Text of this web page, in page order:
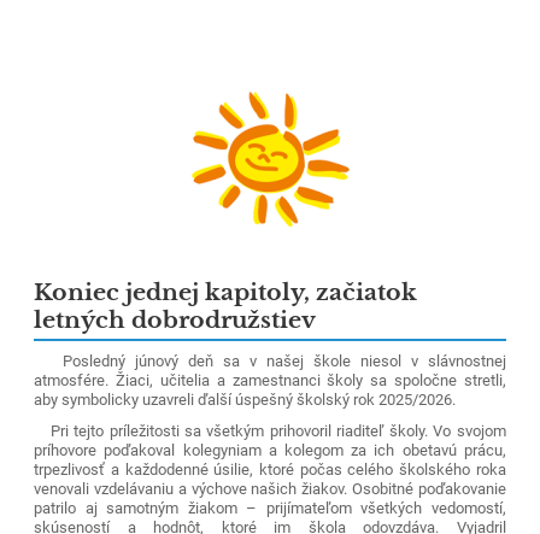
Koniec jednej kapitoly, začiatok
letných dobrodružstiev
Posledný júnový deň sa v našej škole niesol v slávnostnej
atmosfére. Žiaci, učitelia a zamestnanci školy sa spoločne stretli,
aby symbolicky uzavreli ďalší úspešný školský rok 2025/2026.
Pri tejto príležitosti sa všetkým prihovoril riaditeľ školy. Vo svojom
príhovore poďakoval kolegyniam a kolegom za ich obetavú prácu,
trpezlivosť a každodenné úsilie, ktoré počas celého školského roka
venovali vzdelávaniu a výchove našich žiakov. Osobitné poďakovanie
patrilo aj samotným žiakom – prijímateľom všetkých vedomostí,
skúseností a hodnôt, ktoré im škola odovzdáva. Vyjadril